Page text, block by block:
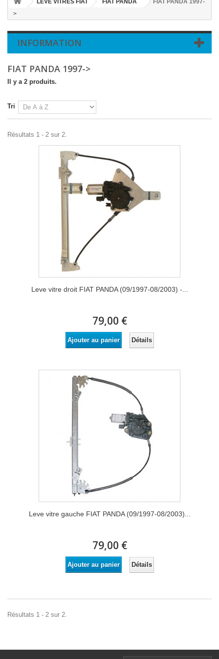
LEVE VITRES FIAT FIAT PANDA
FIAT PANDA 1997-
>
INFORMATION
FIAT PANDA 1997->
Il y a 2 produits.
Tri
Résultats 1 - 2 sur 2.
Leve vitre droit FIAT PANDA (09/1997-08/2003) -...
79,00 €
Ajouter au panier Détails
Leve vitre gauche FIAT PANDA (09/1997-08/2003)...
79,00 €
Ajouter au panier Détails
Résultats 1 - 2 sur 2.